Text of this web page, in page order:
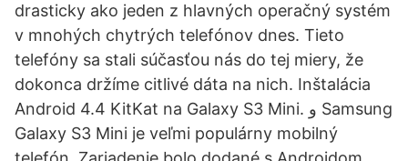
drasticky ako jeden z hlavných operačný systém
v mnohých chytrých telefónov dnes. Tieto
telefóny sa stali súčasťou nás do tej miery, že
dokonca držíme citlivé dáta na nich. Inštalácia
Android 4.4 KitKat na Galaxy S3 Mini. و Samsung
Galaxy S3 Mini je veľmi populárny mobilný